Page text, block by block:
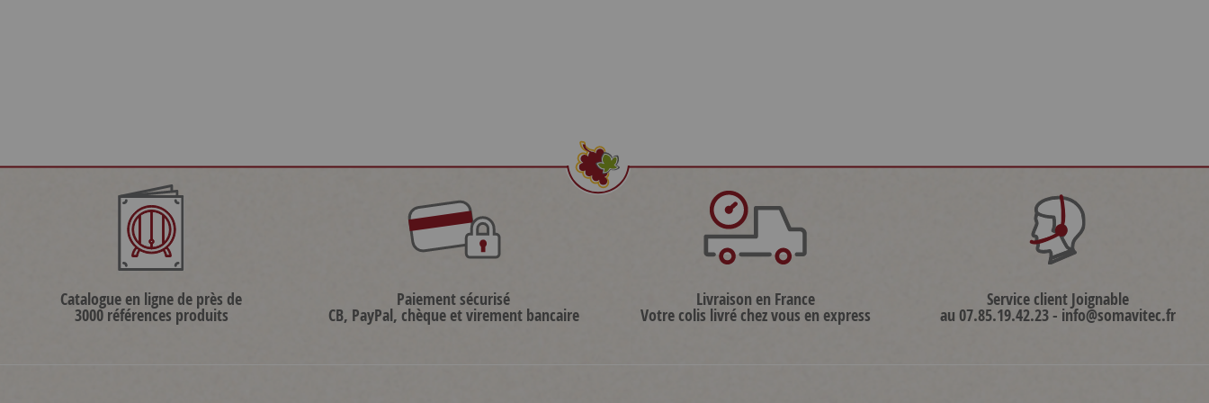
Catalogue en ligne de près de
3000 références produits
Paiement sécurisé
CB, PayPal, chèque et virement bancaire
Livraison en France
Votre colis livré chez vous en express
Service client Joignable
au 07.85.19.42.23 - info@somavitec.fr